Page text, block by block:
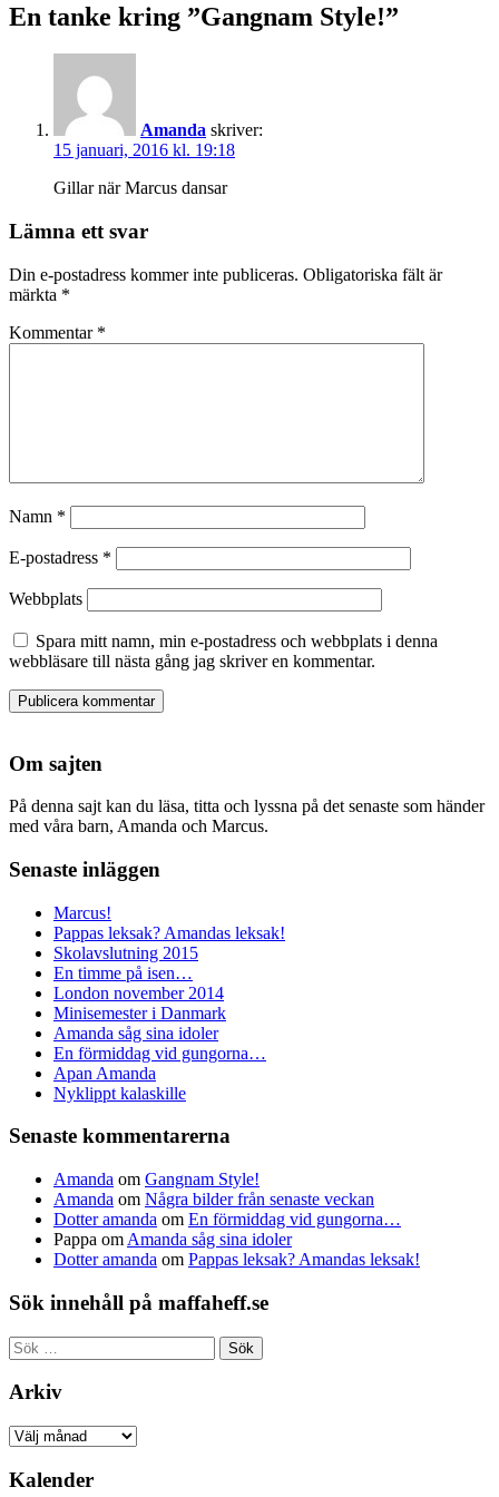
En tanke kring ”Gangnam Style!”
Amanda skriver:
15 januari, 2016 kl. 19:18
Gillar när Marcus dansar
Lämna ett svar
Din e-postadress kommer inte publiceras. Obligatoriska fält är
märkta *
Kommentar *
Namn *
E-postadress *
Webbplats
Spara mitt namn, min e-postadress och webbplats i denna
webbläsare till nästa gång jag skriver en kommentar.
Om sajten
På denna sajt kan du läsa, titta och lyssna på det senaste som händer
med våra barn, Amanda och Marcus.
Senaste inläggen
Marcus!
Pappas leksak? Amandas leksak!
Skolavslutning 2015
En timme på isen…
London november 2014
Minisemester i Danmark
Amanda såg sina idoler
En förmiddag vid gungorna…
Apan Amanda
Nyklippt kalaskille
Senaste kommentarerna
Amanda om Gangnam Style!
Amanda om Några bilder från senaste veckan
Dotter amanda om En förmiddag vid gungorna…
Pappa om Amanda såg sina idoler
Dotter amanda om Pappas leksak? Amandas leksak!
Sök innehåll på maffaheff.se
Sök
efter:
Arkiv
Arkiv
Kalender